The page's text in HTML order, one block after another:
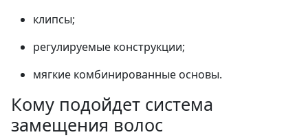
клипсы;
регулируемые конструкции;
мягкие комбинированные основы.
Кому подойдет система
замещения волос